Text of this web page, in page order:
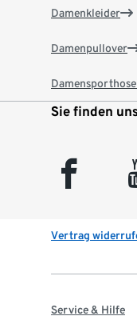
Damenkleider
Damenpullover
Sie finden
facebook
Vertrag
Service & Hilfe